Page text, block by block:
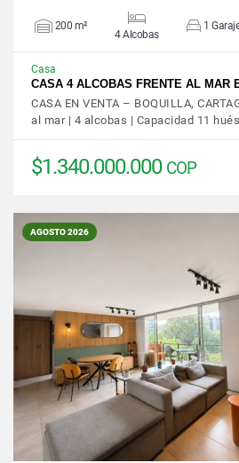
200 m²
4 Alcobas
1 Garaje
Casa
CASA 4 ALCOBAS FRENTE AL MAR
CASA EN VENTA – BOQUILLA,
al mar | 4 alcobas | Capacidad 11
$1.340.000.000 COP
AGOSTO 2026
VER DETALLES